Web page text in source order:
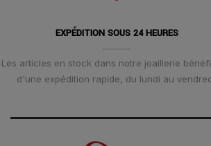
EXPÉDITION SOUS 24 HEURES
Les articles en stock dans notre joaillerie
d'une expédition rapide, du lundi au